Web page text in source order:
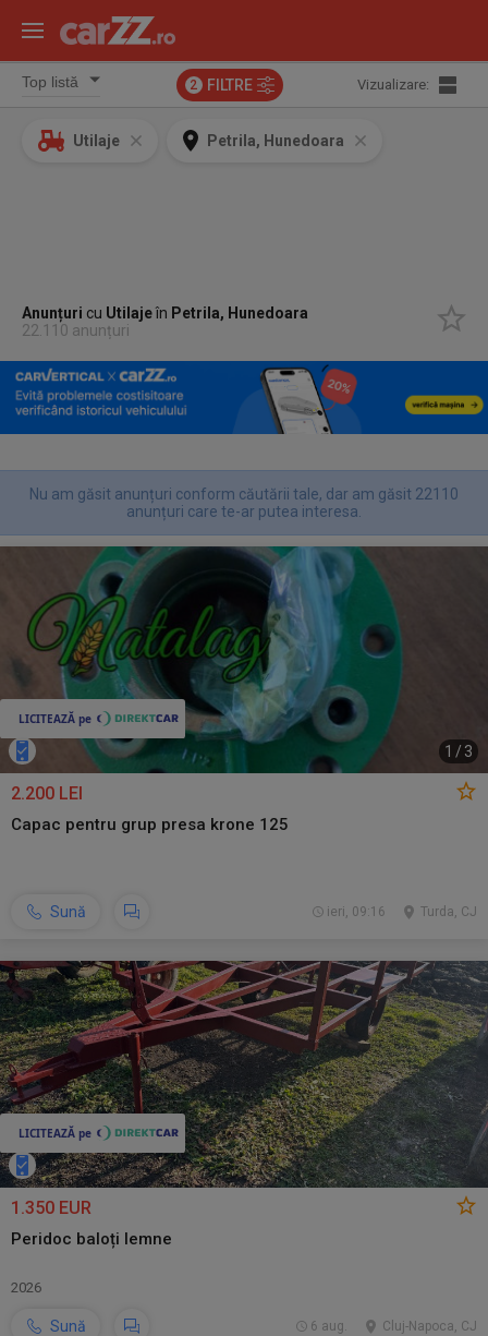
2 FILTRE Vizualizare:
Utilaje Petrila, Hunedoara
Anunțuri cu Utilajeîn Petrila, Hunedoara
22.110 anunțuri
Nu am găsit anunțuri conform căutării tale, dar am găsit 22110
anunțuri care te-ar putea interesa.
1 / 3
2.200 LEI
Capac pentru grup presa krone 125
Sună Turda, CJ
ieri, 09:16
1.350 EUR
Peridoc baloți lemne
2026
Sună Cluj-Napoca, CJ
6 aug.